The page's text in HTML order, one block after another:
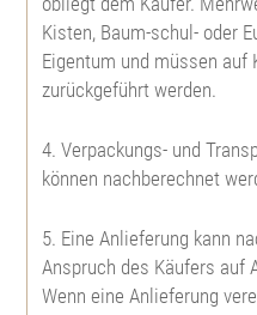
Böschungsrose
Ohrweide
Salweide
Aschweide
Kisten, Baum-schul- oder
Eigentum und müssen auf
zurückgeführt werden.
4. Verpackungs- und
können nachberechnet
5. Eine Anlieferung kann
Anspruch des Käufers auf
Wenn eine Anlieferung